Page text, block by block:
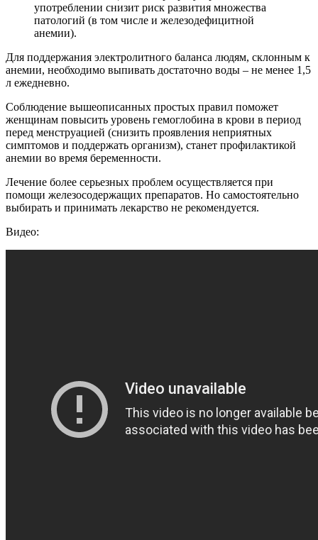
употреблении снизит риск развития множества
патологий (в том числе и железодефицитной
анемии).
Для поддержания электролитного баланса людям, склонным к
анемии, необходимо выпивать достаточно воды – не менее 1,5
л ежедневно.
Соблюдение вышеописанных простых правил поможет
женщинам повысить уровень гемоглобина в крови в период
перед менструацией (снизить проявления неприятных
симптомов и поддержать организм), станет профилактикой
анемии во время беременности.
Лечение более серьезных проблем осуществляется при
помощи железосодержащих препаратов. Но самостоятельно
выбирать и принимать лекарство не рекомендуется.
Видео: